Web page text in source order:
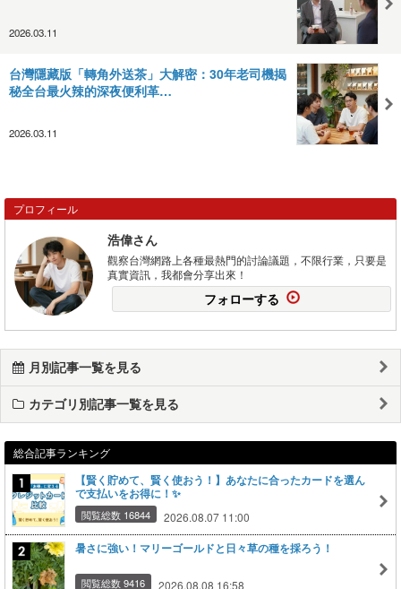
2026.03.11
台灣隱藏版「轉角外送茶」大解密：30年老司機揭
秘全台最火辣的深夜便利革…
2026.03.11
プロフィール
浩偉さん
觀察台灣網路上各種最熱門的討論議題，不限行業，只要是
真實資訊，我都會分享出來！
フォローする
月別記事一覧を見る
カテゴリ別記事一覧を見る
総合記事ランキング
【賢く貯めて、賢く使おう！】あなたに合ったカードを選ん
で支払いをお得に！✨
閲覧総数 16844 2026.08.07 11:00
暑さに強い！マリーゴールドと日々草の種を採ろう！
閲覧総数 9416 2026.08.08 16:58